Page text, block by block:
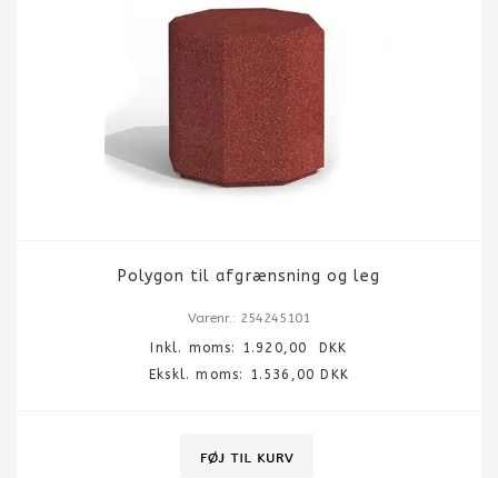
Polygon til afgrænsning og leg
Varenr.: 254245101
Inkl. moms: 1.920,00
DKK
Ekskl. moms: 1.536,00 DKK